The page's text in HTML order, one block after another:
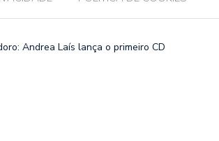
Andrea Laís lança o primeiro CD